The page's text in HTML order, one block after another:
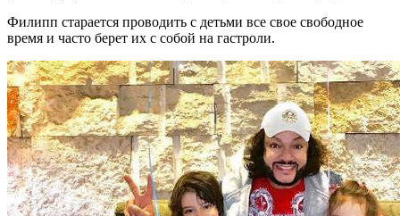
Филипп старается проводить с детьми все свое свободное
время и часто берет их с собой на гастроли.